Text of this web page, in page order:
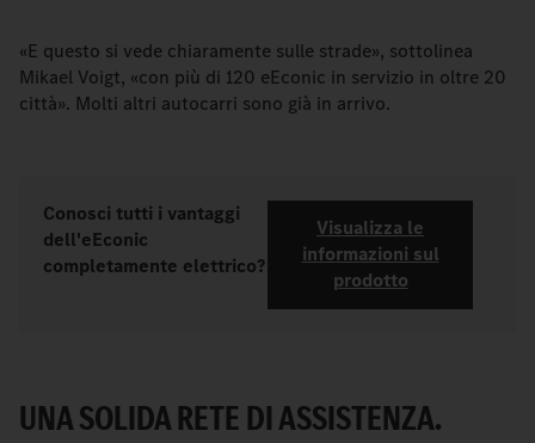
«E questo si vede chiaramente sulle strade», sottolinea
Mikael Voigt, «con più di 120 eEconic in servizio in oltre 20
città». Molti altri autocarri sono già in arrivo.
Conosci tutti i vantaggi
dell'eEconic
completamente elettrico?
Visualizza le
informazioni sul
prodotto
UNA SOLIDA RETE DI ASSISTENZA.